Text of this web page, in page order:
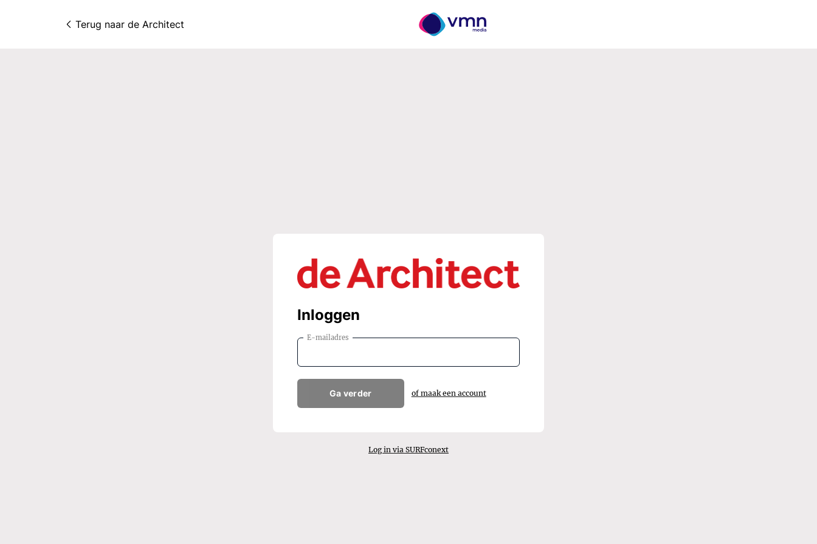
Terug naar de Architect
Inloggen
E-mailadres
Ga verder of maak een account
Log in via SURFconext